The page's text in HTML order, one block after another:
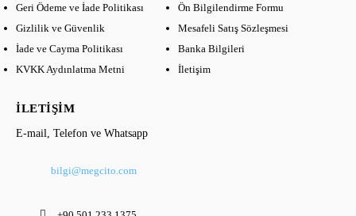
Geri Ödeme ve İade Politikası
Gizlilik ve Güvenlik
İade ve Cayma Politikası
KVKK Aydınlatma Metni
Ön Bilgilendirme Formu
Mesafeli Satış Sözleşmesi
Banka Bilgileri
İletişim
İLETIŞIM
E-mail, Telefon ve Whatsapp
bilgi@megcito.com